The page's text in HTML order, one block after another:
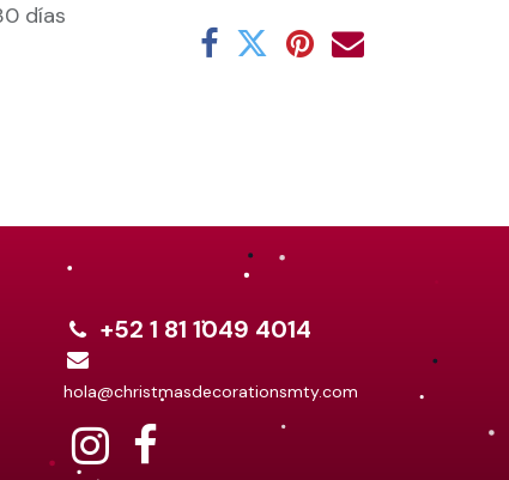
días
+52 1 81 1049 4014
hola@christmasdecorationsmty.com